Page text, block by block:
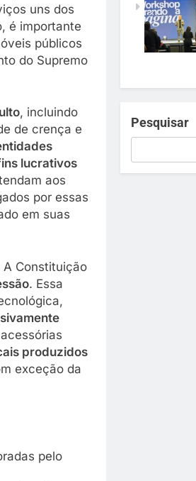
uns dos
é importante
públicos
do Supremo
, incluindo
de crença e
lucrativos
aos
por essas
em suas
Constituição
. Essa
produzidos
exceção da
pelo
Pesquisar